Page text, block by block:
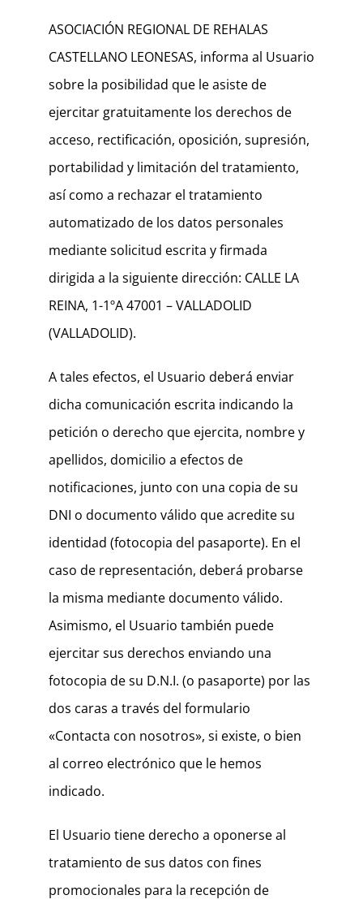
ASOCIACIÓN REGIONAL DE REHALAS
CASTELLANO LEONESAS, informa al Usuario
sobre la posibilidad que le asiste de
ejercitar gratuitamente los derechos de
acceso, rectificación, oposición, supresión,
portabilidad y limitación del tratamiento,
así como a rechazar el tratamiento
automatizado de los datos personales
mediante solicitud escrita y firmada
dirigida a la siguiente dirección: CALLE LA
REINA, 1-1ºA 47001 – VALLADOLID
(VALLADOLID).
A tales efectos, el Usuario deberá enviar
dicha comunicación escrita indicando la
petición o derecho que ejercita, nombre y
apellidos, domicilio a efectos de
notificaciones, junto con una copia de su
DNI o documento válido que acredite su
identidad (fotocopia del pasaporte). En el
caso de representación, deberá probarse
la misma mediante documento válido.
Asimismo, el Usuario también puede
ejercitar sus derechos enviando una
fotocopia de su D.N.I. (o pasaporte) por las
dos caras a través del formulario
«Contacta con nosotros», si existe, o bien
al correo electrónico que le hemos
indicado.
El Usuario tiene derecho a oponerse al
tratamiento de sus datos con fines
promocionales para la recepción de